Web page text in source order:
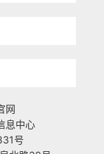
网
息中心
号